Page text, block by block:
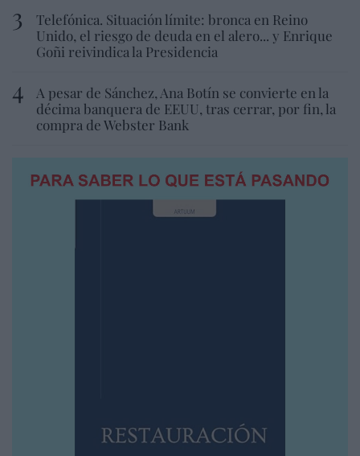
Telefónica. Situación límite: bronca en Reino
Unido, el riesgo de deuda en el alero... y Enrique
Goñi reivindica la Presidencia
A pesar de Sánchez, Ana Botín se convierte en la
décima banquera de EEUU, tras cerrar, por fin, la
compra de Webster Bank